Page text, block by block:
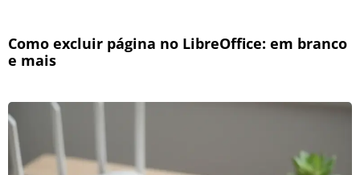
Como excluir página no LibreOffice: em branco
e mais